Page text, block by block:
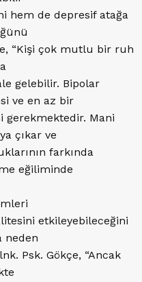
hem de depresif atağa
“Kişi çok mutlu bir ruh
gelebilir. Bipolar
ve en az bir
gerekmektedir. Mani
çıkar ve
farkında
eğiliminde
etkileyebileceğini
neden
Psk. Gökçe, “Ancak